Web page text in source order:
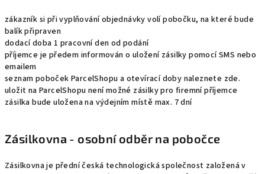
zákazník si při vyplňování objednávky volí pobočku, na které bude
balík připraven
dodací doba 1 pracovní den od podání
příjemce je předem informován o uložení zásilky pomocí SMS nebo
emailem
seznam poboček ParcelShopu a otevírací doby naleznete zde.
uložit na ParcelShopu není možné zásilky pro firemní příjemce
zásilka bude uložena na výdejním místě max. 7 dní
Zásilkovna - osobní odběr na pobočce
Zásilkovna je přední česká technologická společnost založená v